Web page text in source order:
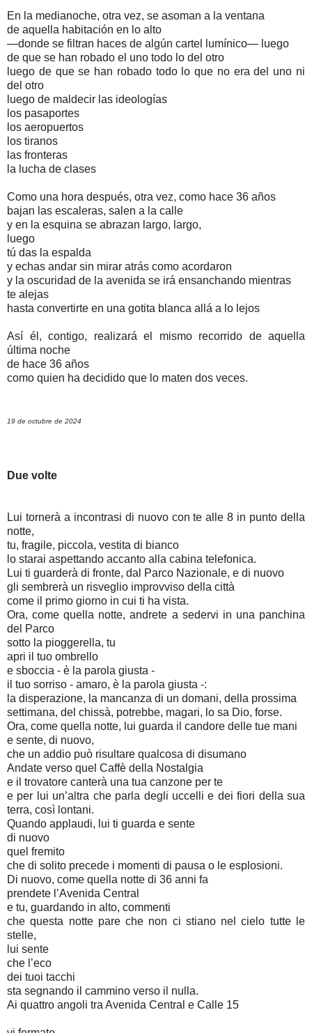
En la medianoche, otra vez, se asoman a la ventana
de aquella habitación en lo alto
—donde se filtran haces de algún cartel lumínico— luego
de que se han robado el uno todo lo del otro
luego de que se han robado todo lo que no era del uno ni
del otro
luego de maldecir las ideologías
los pasaportes
los aeropuertos
los tiranos
las fronteras
la lucha de clases
Como una hora después, otra vez, como hace 36 años
bajan las escaleras, salen a la calle
y en la esquina se abrazan largo, largo,
luego
tú das la espalda
y echas andar sin mirar atrás como acordaron
y la oscuridad de la avenida se irá ensanchando mientras
te alejas
hasta convertirte en una gotita blanca allá a lo lejos
Así él, contigo, realizará el mismo recorrido de aquella
última noche
de hace 36 años
como quien ha decidido que lo maten dos veces.
19 de octubre de 2024
Due volte
Lui tornerà a incontrasi di nuovo con te alle 8 in punto della
notte,
tu, fragile, piccola, vestita di bianco
lo starai aspettando accanto alla cabina telefonica.
Lui ti guarderà di fronte, dal Parco Nazionale, e di nuovo
gli sembrerà un risveglio improvviso della città
come il primo giorno in cui ti ha vista.
Ora, come quella notte, andrete a sedervi in una panchina
del Parco
sotto la pioggerella, tu
apri il tuo ombrello
e sboccia - è la parola giusta -
il tuo sorriso - amaro, è la parola giusta -:
la disperazione, la mancanza di un domani, della prossima
settimana, del chissà, potrebbe, magari, lo sa Dio, forse.
Ora, come quella notte, lui guarda il candore delle tue mani
e sente, di nuovo,
che un addio può risultare qualcosa di disumano
Andate verso quel Caffè della Nostalgia
e il trovatore canterà una tua canzone per te
e per lui un’altra che parla degli uccelli e dei fiori della sua
terra, così lontani.
Quando applaudi, lui ti guarda e sente
di nuovo
quel fremito
che di solito precede i momenti di pausa o le esplosioni.
Di nuovo, come quella notte di 36 anni fa
prendete l’Avenida Central
e tu, guardando in alto, commenti
che questa notte pare che non ci stiano nel cielo tutte le
stelle,
lui sente
che l’eco
dei tuoi tacchi
sta segnando il cammino verso il nulla.
Ai quattro angoli tra Avenida Central e Calle 15